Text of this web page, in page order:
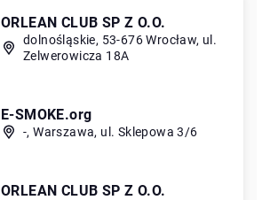
ORLEAN CLUB SP Z O.O.
dolnośląskie, 53-676 Wrocław, ul.
Zelwerowicza 18A
E-SMOKE.org
-, Warszawa, ul. Sklepowa 3/6
ORLEAN CLUB SP Z O.O.